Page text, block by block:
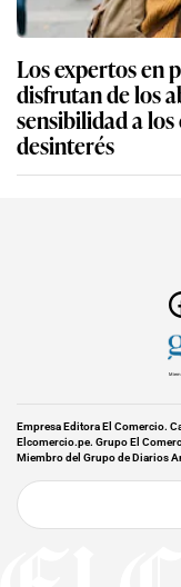
Los expertos en
disfrutan de los
sensibilidad a
desinterés
Empresa Editora El Comercio.
Elcomercio.pe. Grupo El
Miembro del Grupo de Diarios